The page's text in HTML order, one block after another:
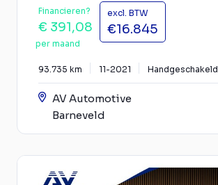
Financieren?
€ 391,08
per maand
excl. BTW
€16.845
93.735 km 11-2021 Handgeschakeld
AV Automotive
Barneveld